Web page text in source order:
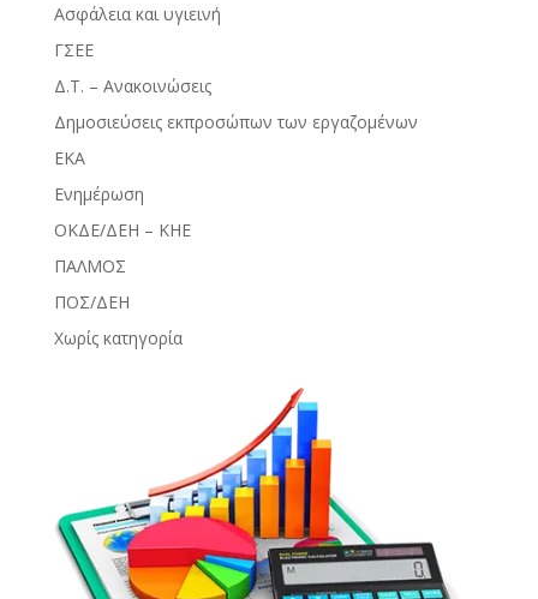
Ασφάλεια και υγιεινή
ΓΣΕΕ
Δ.Τ. – Ανακοινώσεις
Δημοσιεύσεις εκπροσώπων των εργαζομένων
ΕΚΑ
Ενημέρωση
ΟΚΔΕ/ΔΕΗ – ΚΗΕ
ΠΑΛΜΟΣ
ΠΟΣ/ΔΕΗ
Χωρίς κατηγορία